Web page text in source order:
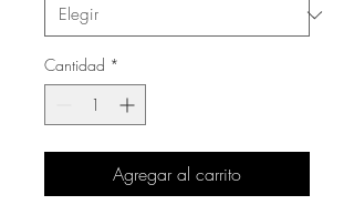
Cantidad *
Agregar al carrito